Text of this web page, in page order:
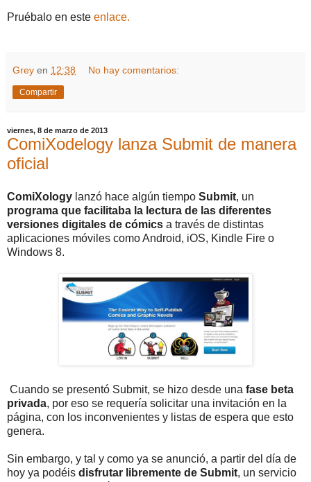
Pruébalo en este enlace.
Grey en 12:38 No hay comentarios:
Compartir
viernes, 8 de marzo de 2013
ComiXodelogy lanza Submit de manera
oficial
ComiXology lanzó hace algún tiempo Submit, un
programa que facilitaba la lectura de las diferentes
versiones digitales de cómics a través de distintas
aplicaciones móviles como Android, iOS, Kindle Fire o
Windows 8.
Cuando se presentó Submit, se hizo desde una fase beta
privada, por eso se requería solicitar una invitación en la
página, con los inconvenientes y listas de espera que esto
genera.
Sin embargo, y tal y como ya se anunció, a partir del día de
hoy ya podéis disfrutar libremente de Submit, un servicio